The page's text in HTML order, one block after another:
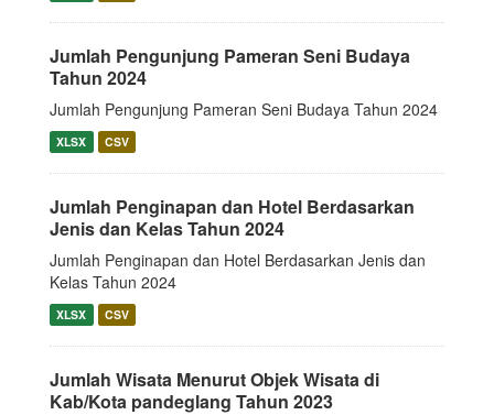
Jumlah Pengunjung Pameran Seni Budaya
Tahun 2024
Jumlah Pengunjung Pameran Seni Budaya Tahun 2024
XLSX CSV
Jumlah Penginapan dan Hotel Berdasarkan
Jenis dan Kelas Tahun 2024
Jumlah Penginapan dan Hotel Berdasarkan Jenis dan
Kelas Tahun 2024
XLSX CSV
Jumlah Wisata Menurut Objek Wisata di
Kab/Kota pandeglang Tahun 2023